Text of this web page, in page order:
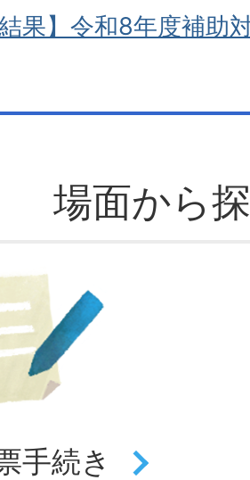
結果】令和8年度補助
場面から
手続き